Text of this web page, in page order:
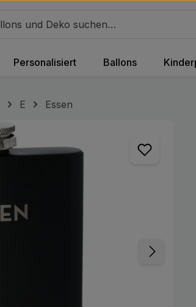
Personalisiert Ballons
E
Essen